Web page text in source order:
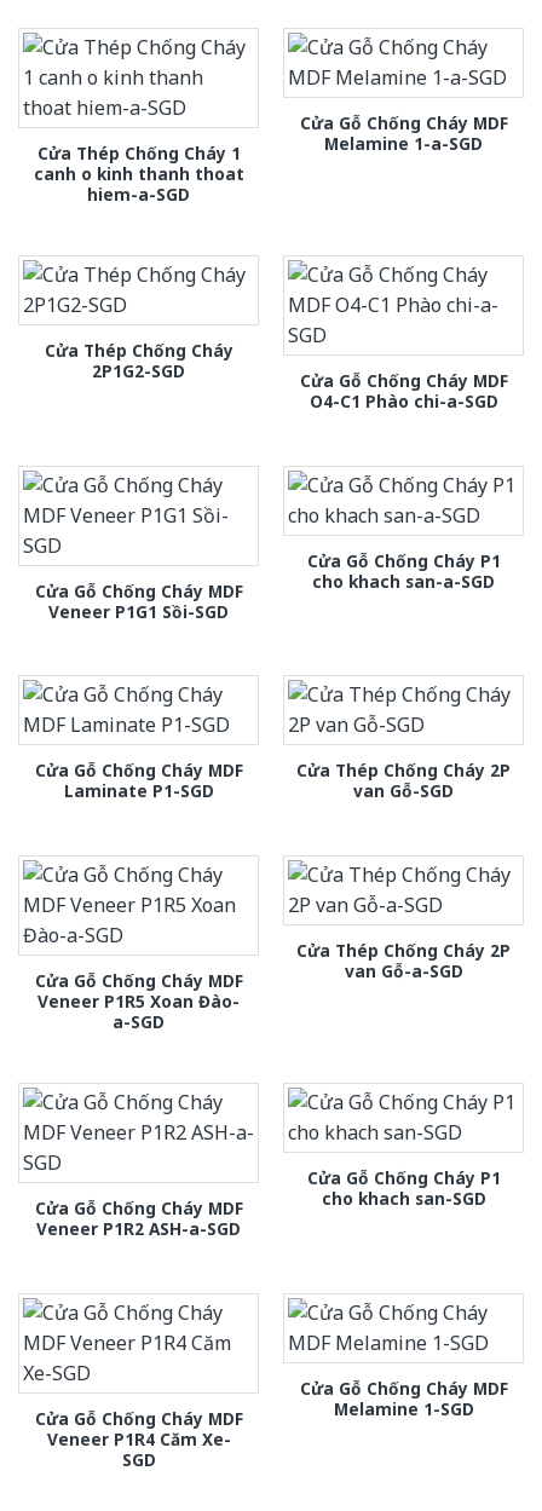
Cửa Thép Chống Cháy 1
canh o kinh thanh thoat
hiem-a-SGD
Cửa Gỗ Chống Cháy MDF
Melamine 1-a-SGD
Cửa Thép Chống Cháy
2P1G2-SGD
Cửa Gỗ Chống Cháy MDF
O4-C1 Phào chi-a-SGD
Cửa Gỗ Chống Cháy MDF
Veneer P1G1 Sồi-SGD
Cửa Gỗ Chống Cháy P1
cho khach san-a-SGD
Cửa Gỗ Chống Cháy MDF
Laminate P1-SGD
Cửa Thép Chống Cháy 2P
van Gỗ-SGD
Cửa Gỗ Chống Cháy MDF
Veneer P1R5 Xoan Đào-
a-SGD
Cửa Thép Chống Cháy 2P
van Gỗ-a-SGD
Cửa Gỗ Chống Cháy MDF
Veneer P1R2 ASH-a-SGD
Cửa Gỗ Chống Cháy P1
cho khach san-SGD
Cửa Gỗ Chống Cháy MDF
Veneer P1R4 Căm Xe-
SGD
Cửa Gỗ Chống Cháy MDF
Melamine 1-SGD